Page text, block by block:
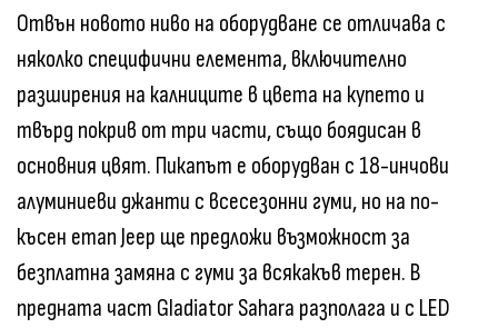
Отвън новото ниво на оборудване се отличава с
няколко специфични елемента, включително
разширения на калниците в цвета на купето и
твърд покрив от три части, също боядисан в
основния цвят. Пикапът е оборудван с 18-инчови
алуминиеви джанти с всесезонни гуми, но на по-
късен етап Jeep ще предложи възможност за
безплатна замяна с гуми за всякакъв терен. В
предната част Gladiator Sahara разполага и с LED